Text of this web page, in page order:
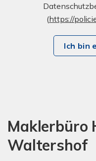
(https://
Ich bin
Maklerbüro
Waltershof